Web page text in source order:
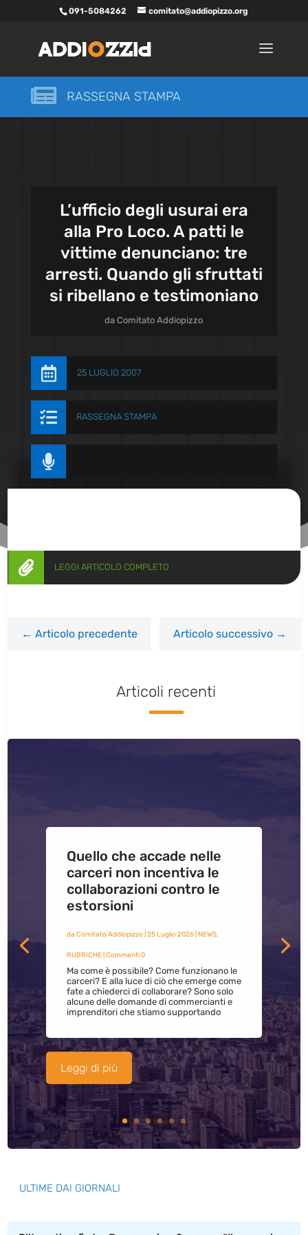
091-5084262 comitato@addiopizzo.org
 RASSEGNA STAMPA
L’ufficio degli usurai era
alla Pro Loco. A patti le
vittime denunciano: tre
arresti. Quando gli sfruttati
si ribellano e testimoniano
daComitato Addiopizzo
 25 LUGLIO 2007
 RASSEGNA STAMPA

 LEGGI ARTICOLO COMPLETO
←Articolo precedente Articolo successivo→
Articoli recenti
Quello che accade nelle
carceri non incentiva le
collaborazioni contro le
estorsioni
da Comitato Addiopizzo| 25 Luglio 2026| NEWS,
RUBRICHE| Commenti 0
Ma come è possibile? Come funzionano le
carceri? E alla luce di ciò che emerge come
fate a chiederci di collaborare? Sono solo
alcune delle domande di commercianti e
imprenditori che stiamo supportando
Leggi di più
ULTIME DAI GIORNALI